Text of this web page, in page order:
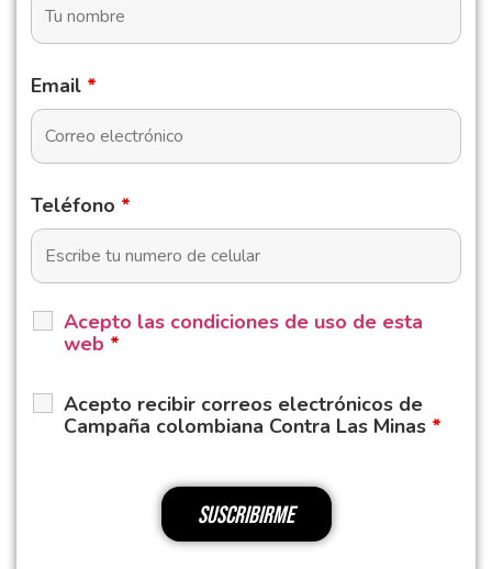
Email *
Teléfono *
Acepto las condiciones de uso de esta
web *
Acepto recibir correos electrónicos de
Campaña colombiana Contra Las Minas *